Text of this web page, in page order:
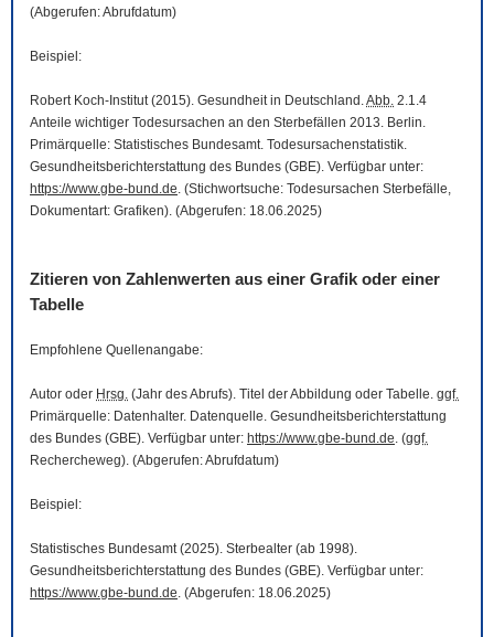
(Abgerufen: Abrufdatum)
Beispiel:
Robert Koch-Institut (2015). Gesundheit in Deutschland.Abb. 2.1.4
Anteile wichtiger Todesursachen an den Sterbefällen 2013. Berlin.
Primärquelle: Statistisches Bundesamt. Todesursachenstatistik.
Gesundheitsberichterstattung des Bundes (GBE). Verfügbar unter:
https://www.gbe-bund.de. (Stichwortsuche: Todesursachen Sterbefälle,
Dokumentart: Grafiken). (Abgerufen: 18.06.2025)
Zitieren von Zahlenwerten aus einer Grafik oder einer
Tabelle
Empfohlene Quellenangabe:
Autor oder Hrsg. (Jahr des Abrufs). Titel der Abbildung oder Tabelle. ggf.
Primärquelle: Datenhalter. Datenquelle. Gesundheitsberichterstattung
des Bundes (GBE). Verfügbar unter: https://www.gbe-bund.de. (ggf.
Rechercheweg). (Abgerufen: Abrufdatum)
Beispiel:
Statistisches Bundesamt (2025). Sterbealter (ab 1998).
Gesundheitsberichterstattung des Bundes (GBE). Verfügbar unter:
https://www.gbe-bund.de. (Abgerufen: 18.06.2025)